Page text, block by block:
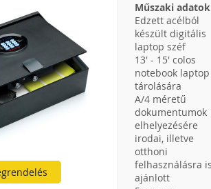
Műszaki adatok
Edzett acélból
készült digitális
laptop széf
13' - 15' colos
notebook laptop
tárolására
A/4 méretű
dokumentumok
elhelyezésére
irodai, illetve
otthoni
felhasználásra
ajánlott